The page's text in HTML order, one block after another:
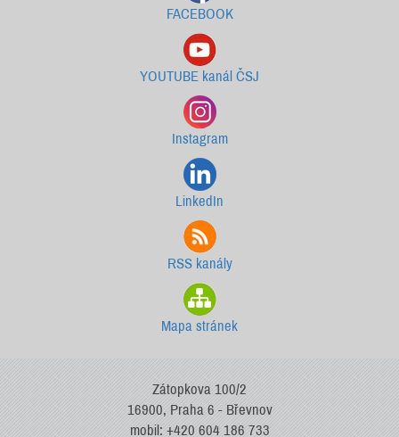
FACEBOOK
YOUTUBE kanál ČSJ
Instagram
LinkedIn
RSS kanály
Mapa stránek
Zátopkova 100/2
16900, Praha 6 - Břevnov
mobil: +420 604 186 733